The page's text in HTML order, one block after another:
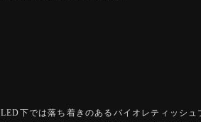
LED下では落ち着きのあるバイオレティッシ